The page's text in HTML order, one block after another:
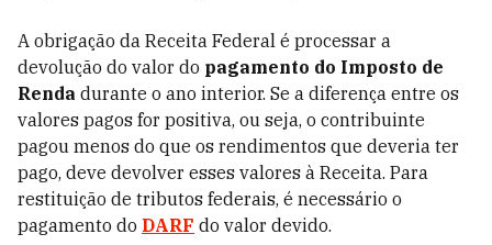
A obrigação da Receita Federal é processar a
devolução do valor do pagamento do Imposto de
Renda durante o ano interior. Se a diferença entre os
valores pagos for positiva, ou seja, o contribuinte
pagou menos do que os rendimentos que deveria ter
pago, deve devolver esses valores à Receita. Para
restituição de tributos federais, é necessário o
pagamento do DARF do valor devido.